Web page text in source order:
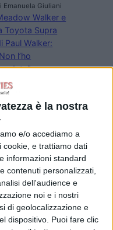
è la nostra
e/o accediamo a
cookie, e trattiamo dati
informazioni standard
contenuti personalizzati,
dell'audience e
noi e i nostri
di geolocalizzazione e
dispositivo. Puoi fare clic
Emanuela Giuliani
Walker e
Toyota Supra
Paul Walker:
l’ho
Emanuela Giuliani
2, nessun
la Warner
fa chiarezza
sequel con
83: a
Guadagnino
Cartier Glory to
Filmmaker